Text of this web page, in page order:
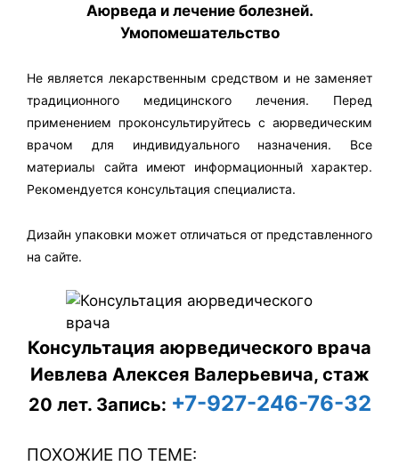
Аюрведа и лечение болезней.
Умопомешательство
Не является лекарственным средством и не заменяет
традиционного медицинского лечения. Перед
применением проконсультируйтесь с аюрведическим
врачом для индивидуального назначения. Все
материалы сайта имеют информационный характер.
Рекомендуется консультация специалиста.
Дизайн упаковки может отличаться от представленного
на сайте.
Консультация аюрведического врача
Иевлева Алексея Валерьевича, стаж
20 лет. Запись: +7-927-246-76-32
ПОХОЖИЕ ПО ТЕМЕ: